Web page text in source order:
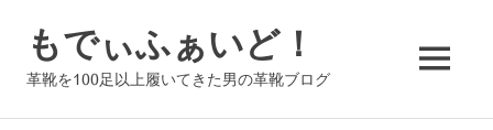
ツ
もでぃふぁいど！
革靴を100足以上履いてきた男の革靴ブログ MENU